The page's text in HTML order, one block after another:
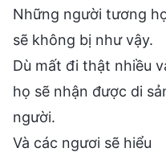
Những người tương
sẽ không bị như vậy.
Dù mất đi thật nhiều
họ sẽ nhận được di
người.
Và các ngươi sẽ hiểu